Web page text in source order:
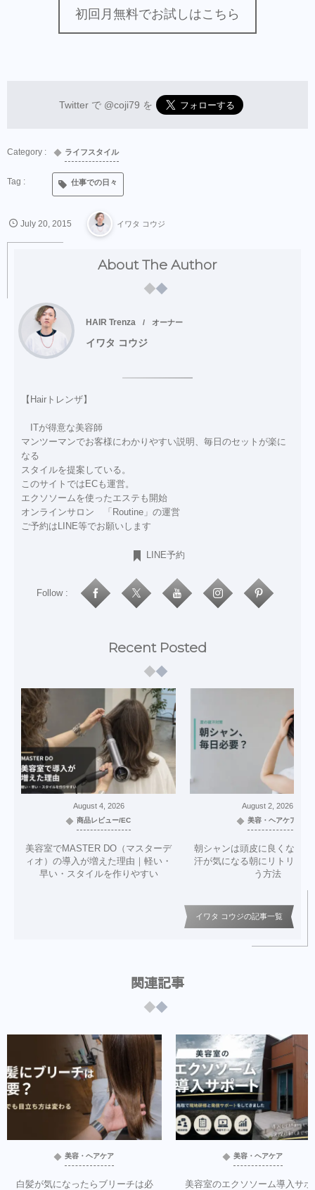
初回月無料でお試しはこちら
Twitter で @coji79 を
ライフスタイル
仕事での日々
July 20 2015 イワタ コウジ
About The Author
HAIR Trenza オーナー
イワタ コウジ
【Hairトレンザ】
ITが得意な美容師
マンツーマンでお客様にわかりやすい説明、毎日のセットが楽に
なる
スタイルを提案している。
このサイトではECも運営。
エクソソームを使ったエステも開始
オンラインサロン 「Routine」の運営
ご予約はLINE等でお願いします
LINE予約
Follow :
Recent Posted
August 4, 2026
商品レビュー/EC
美容室でMASTER DO（マスターデ
ィオ）の導入が増えた理由｜軽い・
早い・スタイルを作りやすい
August 2, 2026
美容・ヘアケア
朝シャンは頭皮に良くない？
汗が気になる朝にリトリニだ
う方法
イワタ コウジの記事一覧
関連記事
美容・ヘアケア
白髪が気になったらブリーチは必
美容・ヘアケア
美容室のエクソソーム導入サポ